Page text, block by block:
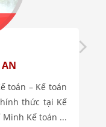
AN
toán – Kế toán
thức tại Kế
Minh Kế toán ...